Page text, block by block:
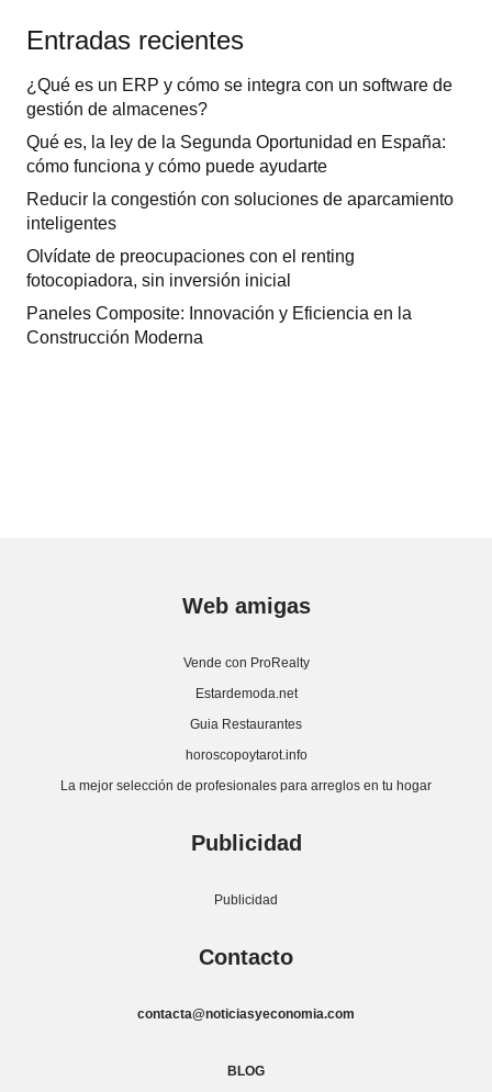
Entradas recientes
¿Qué es un ERP y cómo se integra con un software de
gestión de almacenes?
Qué es, la ley de la Segunda Oportunidad en España:
cómo funciona y cómo puede ayudarte
Reducir la congestión con soluciones de aparcamiento
inteligentes
Olvídate de preocupaciones con el renting
fotocopiadora, sin inversión inicial
Paneles Composite: Innovación y Eficiencia en la
Construcción Moderna
Web amigas
Vende con ProRealty
Estardemoda.net
Guia Restaurantes
horoscopoytarot.info
La mejor selección de profesionales para arreglos en tu hogar
Publicidad
Publicidad
Contacto
contacta@noticiasyeconomia.com
BLOG